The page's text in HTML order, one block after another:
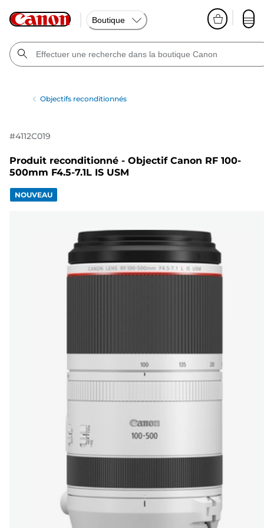
Boutique
Objectifs reconditionnés
#4112C019
Produit reconditionné - Objectif Canon RF 100-
500mm F4.5-7.1L IS USM
NOUVEAU